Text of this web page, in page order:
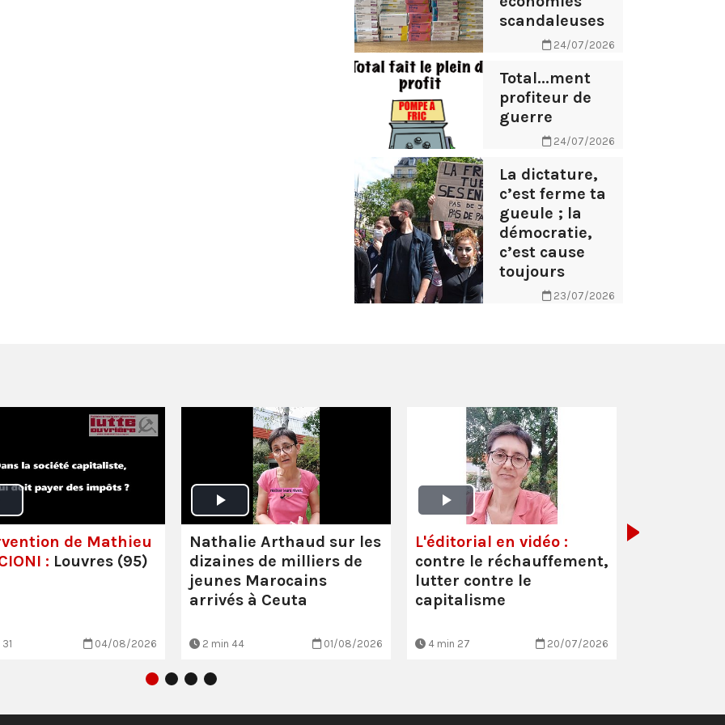
scandaleuses
24/07/2026
Total...ment
profiteur de
guerre
24/07/2026
La dictature,
c’est ferme ta
gueule ; la
démocratie,
c’est cause
toujours
23/07/2026
de Mathieu
: Louvres (95)
04/08/2026
Nathalie Arthaud sur les
dizaines de milliers de
jeunes Marocains
arrivés à Ceuta
2 min 44 01/08/2026
L'éditorial en vidéo :
contre le réchauffement,
lutter contre le
capitalisme
4 min 27 20/07/2026